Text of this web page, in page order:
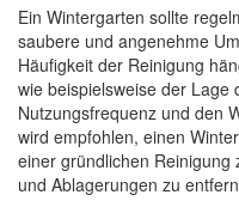
Ein Wintergarten sollte
saubere und angenehme
Häufigkeit der Reinigung
wie beispielsweise der Lage
Nutzungsfrequenz und den
wird empfohlen, einen
einer gründlichen
und Ablagerungen zu